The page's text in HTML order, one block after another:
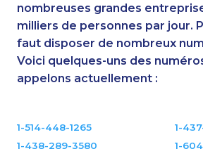
nombreuses grandes
milliers de personnes par jour.
faut disposer de nombreux
Voici quelques-uns des
appelons actuellement :
1-514-448-1265
1-
1-438-289-3580
1-